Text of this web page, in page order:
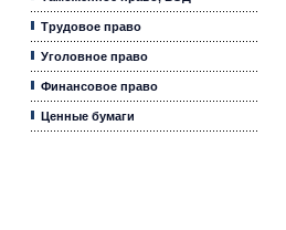
Трудовое право
Уголовное право
Финансовое право
Ценные бумаги